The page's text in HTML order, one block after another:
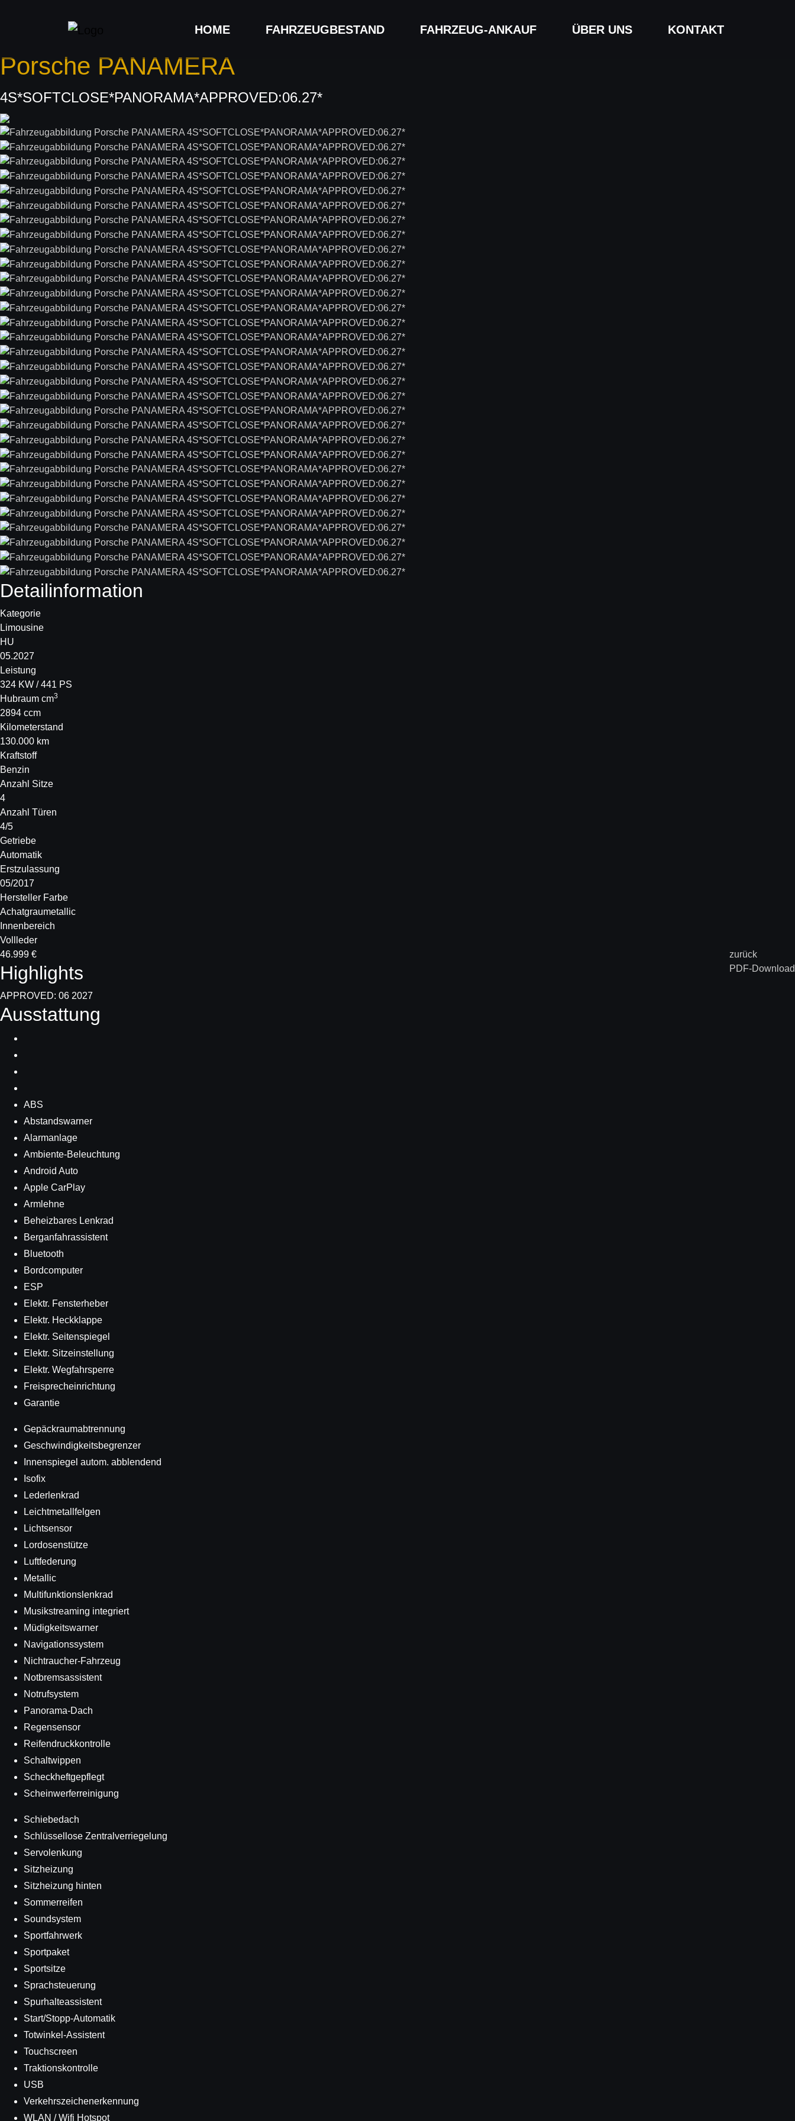
HOME FAHRZEUG­BESTAND FAHRZEUG-ANKAUF ÜBER UNS KONTAKT
Porsche PANAMERA
4S*SOFTCLOSE*PANORAMA*APPROVED:06.27*
Detail­information
Kategorie
Limousine
HU
05.2027
Leistung
324 KW / 441 PS
Hubraum cm3
2894 ccm
Kilometerstand
130.000 km
Kraftstoff
Benzin
Anzahl Sitze
4
Anzahl Türen
4/5
Getriebe
Automatik
Erstzulassung
05/2017
Hersteller Farbe
Achatgraumetallic
Innenbereich
Vollleder
46.999 €
zurück
PDF-Download
Highlights
APPROVED: 06 2027
Ausstattung
ABS
Abstandswarner
Alarmanlage
Ambiente-Beleuchtung
Android Auto
Apple CarPlay
Armlehne
Beheizbares Lenkrad
Berganfahrassistent
Bluetooth
Bordcomputer
ESP
Elektr. Fensterheber
Elektr. Heckklappe
Elektr. Seitenspiegel
Elektr. Sitzeinstellung
Elektr. Wegfahrsperre
Freisprecheinrichtung
Garantie
Gepäckraumabtrennung
Geschwindigkeitsbegrenzer
Innenspiegel autom. abblendend
Isofix
Lederlenkrad
Leichtmetallfelgen
Lichtsensor
Lordosenstütze
Luftfederung
Metallic
Multifunktionslenkrad
Musikstreaming integriert
Müdigkeitswarner
Navigationssystem
Nichtraucher-Fahrzeug
Notbremsassistent
Notrufsystem
Panorama-Dach
Regensensor
Reifendruckkontrolle
Schaltwippen
Scheckheftgepflegt
Scheinwerferreinigung
Schiebedach
Schlüssellose Zentralverriegelung
Servolenkung
Sitzheizung
Sitzheizung hinten
Sommerreifen
Soundsystem
Sportfahrwerk
Sportpaket
Sportsitze
Sprachsteuerung
Spurhalteassistent
Start/Stopp-Automatik
Totwinkel-Assistent
Touchscreen
Traktionskontrolle
USB
Verkehrszeichenerkennung
WLAN / Wifi Hotspot